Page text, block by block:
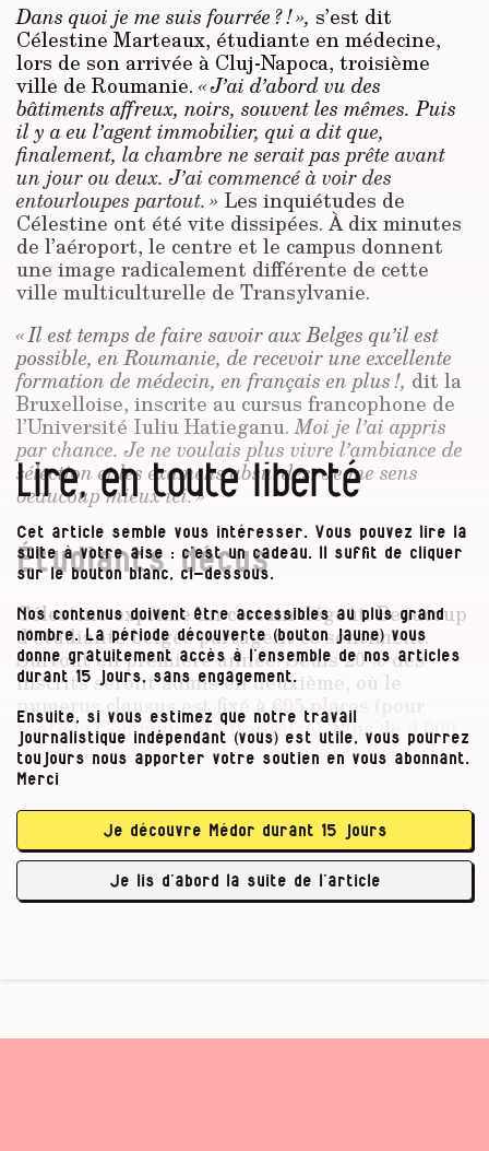
Dans quoi je me suis fourrée ? ! », s’est dit
Célestine Marteaux, étudiante en médecine,
lors de son arrivée à Cluj-Napoca, troisième
ville de Roumanie. « J’ai d’abord vu des
bâtiments affreux, noirs, souvent les mêmes. Puis
il y a eu l’agent immobilier, qui a dit que,
finalement, la chambre ne serait pas prête avant
un jour ou deux. J’ai commencé à voir des
entourloupes partout. » Les inquiétudes de
Célestine ont été vite dissipées. À dix minutes
de l’aéroport, le centre et le campus donnent
une image radicalement différente de cette
ville multiculturelle de Transylvanie.
« Il est temps de faire savoir aux Belges qu’il est
possible, en Roumanie, de recevoir une excellente
formation de médecin, en français en plus !, dit la
Bruxelloise, inscrite au cursus francophone de
l’Université Iuliu Hatieganu.Moi je l’ai appris
par chance. Je ne voulais plus vivre l’ambiance de
sélection et les examens absurdes. Je me sens
beaucoup mieux ici. »
Étudiants déçus
Célestine exprime un certain dégoût. Beaucoup
d’étudiants belges partagent ce sentiment.
Surtout en première année. Seuls 20 % des
inscrits seront admis en deu­xième, où le
numerus clausus est fixé à 605 places (pour
toute la Communauté française). Plus de 3 000
inscrits se sont disputé ces places lors du
concours de fin de première inauguré en juin
sociale, le gouvernement ne veut pas former
davantage de médecins, malgré les pénuries
qui frappent plusieurs régions et certaines
spécialités, …
Lire, en toute liberté
Cet article semble vous intéresser. Vous pouvez lire la
suite à votre aise : c’est un cadeau. Il suffit de cliquer
sur le bouton blanc, ci-dessous.
Nos contenus doivent être accessibles au plus grand
nombre. La période découverte (bouton jaune) vous
donne gratuitement accès à l’ensemble de nos articles
durant 15 jours, sans engagement.
Ensuite, si vous estimez que notre travail
journalistique indépendant (vous) est utile, vous pourrez
toujours nous apporter votre soutien en vous abonnant.
Merci
Je découvre Médor durant 15 jours
Je lis d’abord la suite de l’article